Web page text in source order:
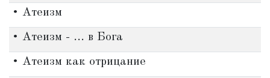
• Атеизм
• Атеизм - ... в Бога
• Атеизм как отрицание